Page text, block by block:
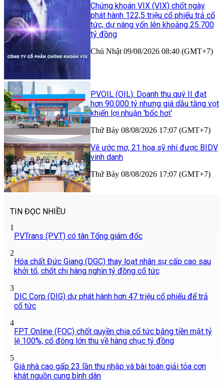
Chứng khoán VIX (VIX) chốt ngày
phát hành 122,5 triệu cổ phiếu trả cổ
tức, dự nâng vốn lên khoảng 25.700
tỷ đồng
Chủ Nhật 09/08/2026 08:40 (GMT+7)
PVOIL (OIL): Doanh thu quý II đạt
hơn 90.000 tỷ nhưng giá dầu tăng vọt
khiến lợi nhuận 'bốc hơi'
Thứ Bảy 08/08/2026 17:07 (GMT+7)
Vẽ ước mơ, 21 họa sỹ nhí được BIDV
vinh danh
Thứ Bảy 08/08/2026 17:07 (GMT+7)
TIN ĐỌC NHIỀU
1
PVTrans (PVT) có tân Tổng giám đốc
2
Hóa chất Đức Giang (DGC) thay loạt nhân sự cấp cao sau
khởi tố, chốt chi hàng nghìn tỷ đồng cổ tức
3
DIC Corp (DIG) dự phát hành hơn 47 triệu cổ phiếu để trả
cổ tức
4
FPT Online (FOC) chốt quyền chia cổ tức bằng tiền mặt tỷ
lệ 100%, cổ đông lớn thu về hàng chục tỷ đồng
5
Giá nhà cao gấp 23 lần thu nhập và bài toán giải tỏa cơn
khát nguồn cung bình dân